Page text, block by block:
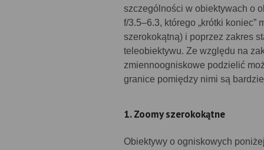
szczególności w obiektywach o
f/3.5–6.3, którego „krótki
szerokokątną) i poprzez zakres
teleobiektywu. Ze względu na
zmiennoogniskowe podzielić
granice pomiędzy nimi są
1. Zoomy szerokokątne
Obiektywy o ogniskowych